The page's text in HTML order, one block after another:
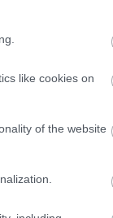
like cookies on
of the website
med det
på
han det
på